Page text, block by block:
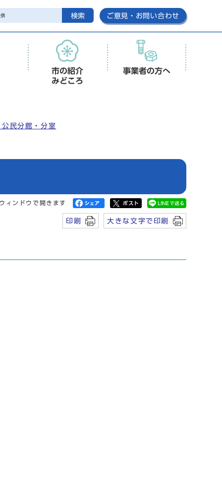
検索 ご意見・お問い合わせ
市の紹介
みどころ
事業者の方へ
民分館・分室
ィンドウで開きます
印刷 大きな文字で印刷